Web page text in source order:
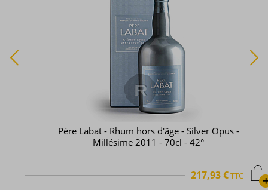
Père Labat - Rhum hors d'âge - Silver Opus -
Millésime 2011 - 70cl - 42°
+
217,93 €TTC